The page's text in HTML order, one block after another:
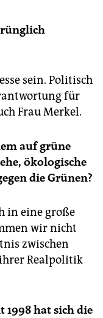
sein. Politisch
für
Frau Merkel.
auf grüne
ökologische
die Grünen?
in eine große
wir nicht
zwischen
Realpolitik
1998 hat sich die